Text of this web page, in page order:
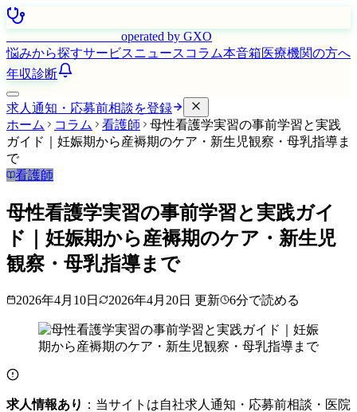
operated by GXO
悩みから探すサービスニュース コラム本音箱医療機関の方へ
年収診断
求人通知・応募前相談を登録
ホーム
コラム 看護師
母性看護学実習の事前学習と実践
ガイド｜妊娠期から産褥期のケア・新生児観察・母乳指導ま
で
看護師
母性看護学実習の事前学習と実践ガイ
ド｜妊娠期から産褥期のケア・新生児
観察・母乳指導まで
2026年4月10日 2026年4月20日 更新 6分で読める
求人情報あり ：当サイトは自社求人通知・応募前相談・医院